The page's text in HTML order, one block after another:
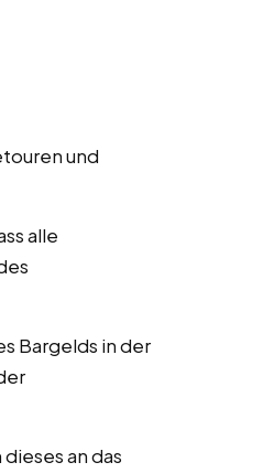
und
alle
Bargelds in der
an das